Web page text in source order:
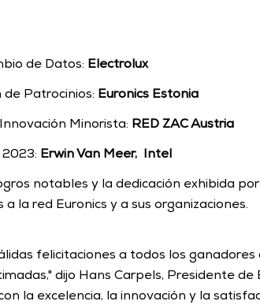
de Datos: Electrolux
Patrocinios: Euronics Estonia
Minorista: RED ZAC Austria
Erwin Van Meer,  Intel
notables y la dedicación exhibida
la red Euronics y a sus organizaciones.
felicitaciones a todos los
dijo Hans Carpels, Presidente de
la excelencia, la innovación y la